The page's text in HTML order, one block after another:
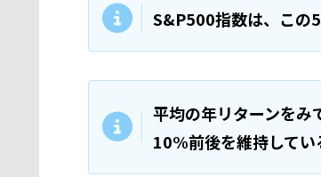
S&P500指数は、この
平均の年リターンをみ
10%前後を維持してい